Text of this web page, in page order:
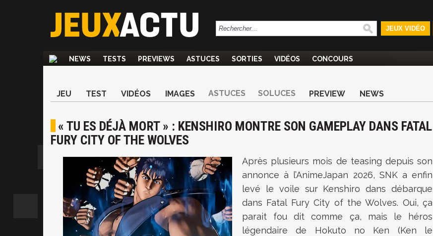
JEUX VIDÉO
NEWS TESTS PREVIEWS ASTUCES SORTIES VIDÉOS CONCOURS
JEU TEST VIDÉOS IMAGES ASTUCES SOLUCES PREVIEW NEWS
« TU ES DÉJÀ MORT » : KENSHIRO MONTRE SON GAMEPLAY DANS FATAL
FURY CITY OF THE WOLVES
Après plusieurs mois de teasing depuis son
annonce à l’AnimeJapan 2026, SNK a enfin
levé le voile sur Kenshiro dans débarque
dans Fatal Fury City of the Wolves. Oui, ça
parait fou dit comme ça, mais le héros
légendaire de Hokuto no Ken (Ken le